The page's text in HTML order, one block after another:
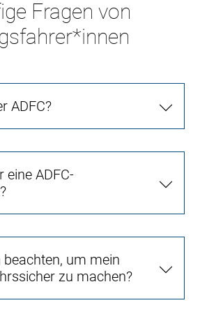
Fragen von
ADFC?
eine ADFC-
um mein
zu machen?